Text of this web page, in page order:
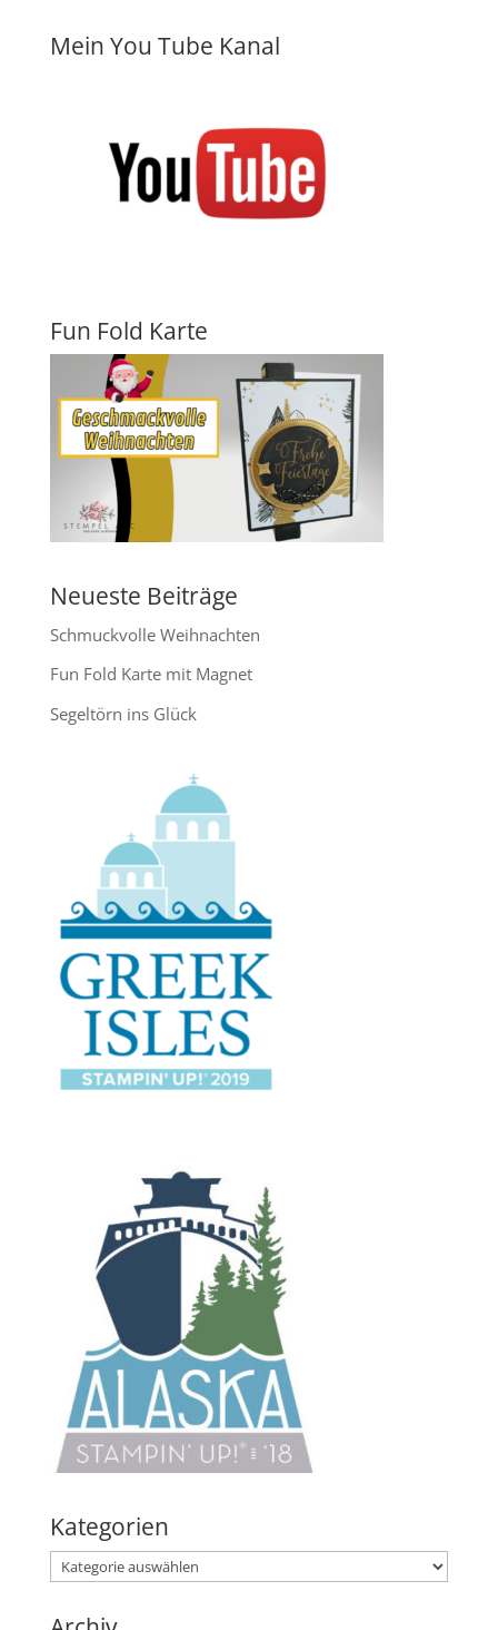
Mein You Tube Kanal
Fun Fold Karte
Neueste Beiträge
Schmuckvolle Weihnachten
Fun Fold Karte mit Magnet
Segeltörn ins Glück
Kategorien
Kategorien